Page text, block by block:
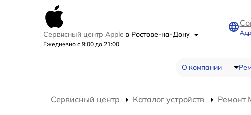
Сервисный центр Apple в Ростове-на-Дону
Ежедневно с 9:00 до 21:00
О компании
Сервисный центр Каталог устройств Ремонт